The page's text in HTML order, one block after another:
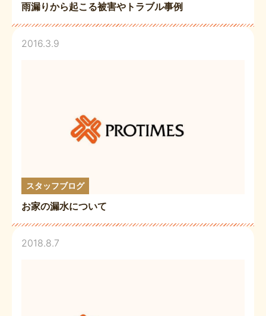
雨漏りから起こる被害やトラブル事例
2016.3.9
スタッフブログ
お家の漏水について
2018.8.7